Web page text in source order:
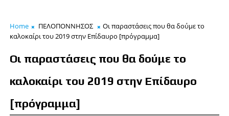
Home ΠΕΛΟΠΟΝΝΗΣΟΣ
Οι παραστάσεις που θα δούμε το
καλοκαίρι του 2019 στην Επίδαυρο [πρόγραμμα]
Οι παραστάσεις που θα δούμε το
καλοκαίρι του 2019 στην Επίδαυρο
[πρόγραμμα]